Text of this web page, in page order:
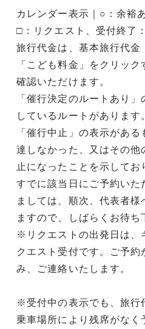
カレンダー表示｜○：余裕
□：リクエスト、受付終了
旅行代金は、基本旅行代金
「こども料金」をクリッ
確認いただけます。
「催行決定のルートあり
しているルートがあります
「催行中止」の表示があ
達しなかった、又はその他
止になったことを示してお
すでに該当日にご予約いた
ましては、順次、代表者様
ますので、しばらくお待ち
※リクエストの出発日は、
クエスト受付です。ご予
み、ご連絡いたします。
※受付中の表示でも、旅行
乗車場所により残席がなく